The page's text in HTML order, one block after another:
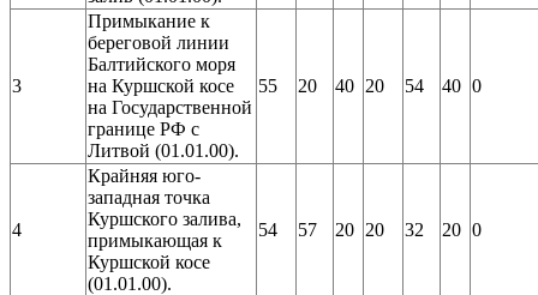
3
Примыкание к
береговой линии
Балтийского моря
на Куршской косе
на Государственной
границе РФ с
Литвой (01.01.00).
55 20 40 20 54 40 0
4
Крайняя юго-
западная точка
Куршского залива,
примыкающая к
Куршской косе
(01.01.00).
54 57 20 20 32 20 0